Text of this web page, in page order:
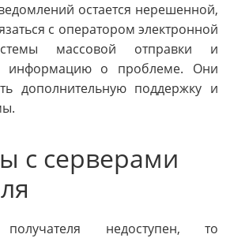
остается нерешенной,
с оператором электронной
массовой отправки и
информацию о проблеме. Они
дополнительную поддержку и
с серверами
недоступен, то